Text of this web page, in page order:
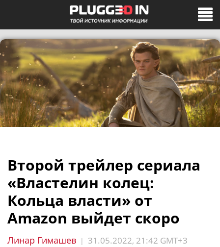
Второй трейлер сериала
«Властелин колец:
Кольца власти» от
Amazon выйдет скоро
Линар Гимашев | 31.05.2022, 21:42 GMT+3